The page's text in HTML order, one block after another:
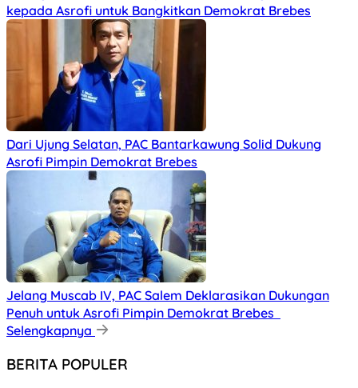
kepada Asrofi untuk Bangkitkan Demokrat Brebes
Dari Ujung Selatan, PAC Bantarkawung Solid Dukung
Asrofi Pimpin Demokrat Brebes
Jelang Muscab IV, PAC Salem Deklarasikan Dukungan
Penuh untuk Asrofi Pimpin Demokrat Brebes
Selengkapnya
BERITA POPULER